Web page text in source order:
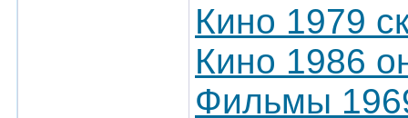
Кино 1979
Кино 1986
Фильмы